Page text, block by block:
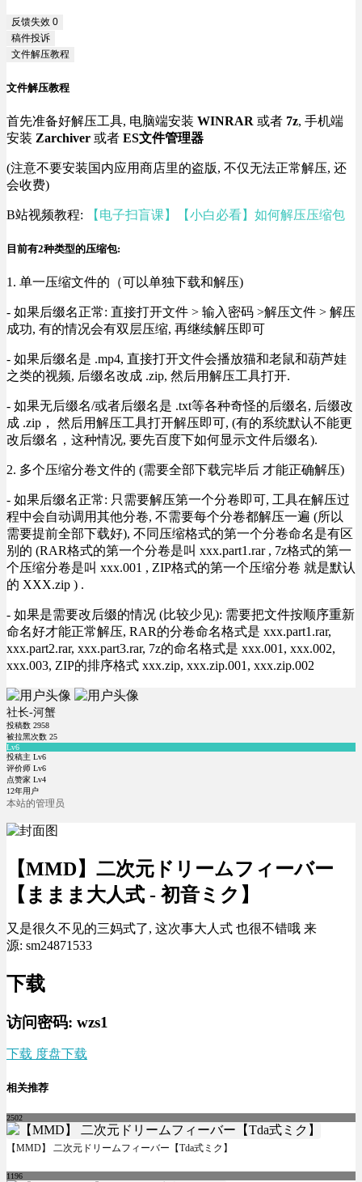
反馈失效 0
稿件投诉
文件解压教程
文件解压教程
首先准备好解压工具, 电脑端安装 WINRAR 或者 7z, 手机端
安装 Zarchiver 或者 ES文件管理器
(注意不要安装国内应用商店里的盗版, 不仅无法正常解压, 还
会收费)
B站视频教程: 【电子扫盲课】【小白必看】如何解压压缩包
目前有2种类型的压缩包:
1. 单一压缩文件的（可以单独下载和解压)
- 如果后缀名正常: 直接打开文件 > 输入密码 >解压文件 > 解压
成功, 有的情况会有双层压缩, 再继续解压即可
- 如果后缀名是 .mp4, 直接打开文件会播放猫和老鼠和葫芦娃
之类的视频, 后缀名改成 .zip, 然后用解压工具打开.
- 如果无后缀名/或者后缀名是 .txt等各种奇怪的后缀名, 后缀改
成 .zip， 然后用解压工具打开解压即可, (有的系统默认不能更
改后缀名，这种情况, 要先百度下如何显示文件后缀名).
2. 多个压缩分卷文件的 (需要全部下载完毕后 才能正确解压)
- 如果后缀名正常: 只需要解压第一个分卷即可, 工具在解压过
程中会自动调用其他分卷, 不需要每个分卷都解压一遍 (所以
需要提前全部下载好), 不同压缩格式的第一个分卷命名是有区
别的 (RAR格式的第一个分卷是叫 xxx.part1.rar , 7z格式的第一
个压缩分卷是叫 xxx.001 , ZIP格式的第一个压缩分卷 就是默认
的 XXX.zip ) .
- 如果是需要改后缀的情况 (比较少见): 需要把文件按顺序重新
命名好才能正常解压, RAR的分卷命名格式是 xxx.part1.rar,
xxx.part2.rar, xxx.part3.rar, 7z的命名格式是 xxx.001, xxx.002,
xxx.003, ZIP的排序格式 xxx.zip, xxx.zip.001, xxx.zip.002
社长-河蟹
投稿数 2958
被拉黑次数 25
Lv6
投稿主 Lv6
评价师 Lv6
点赞家 Lv4
12年用户
本站的管理员
【MMD】二次元ドリームフィーバー
【ままま大人式 - 初音ミク】
又是很久不见的三妈式了, 这次事大人式 也很不错哦 来
源: sm24871533
下载
访问密码: wzs1
下载 度盘下载
相关推荐
2502
【MMD】 二次元ドリームフィーバー【Tda式ミク】
1196